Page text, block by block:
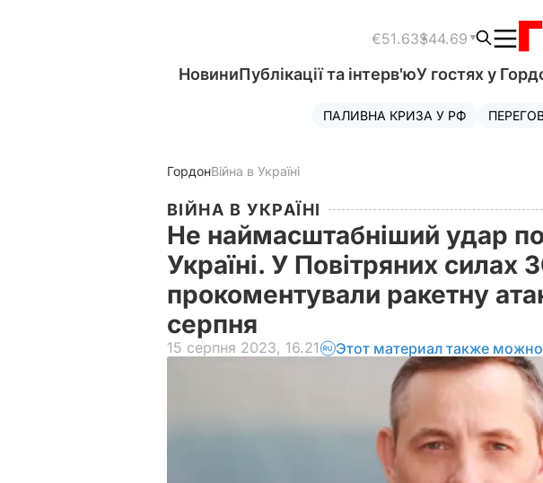
€51.63$44.69
НовиниПублікації та інтерв'юУ гостях у
ПАЛИВНА КРИЗА У РФ
ГордонВійна в Україні
ВІЙНА В УКРАЇНІ
Не наймасштабніший удар по
Україні. У Повітряних силах
прокоментували ракетну
серпня
15 серпня 2023, 16.21 Этот материал также